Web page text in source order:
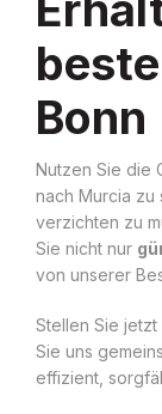
Bonn
Nutzen Sie die
nach Murcia zu
verzichten zu
Sie nicht nur
von unserer
Stellen Sie jetzt
Sie uns
effizient,